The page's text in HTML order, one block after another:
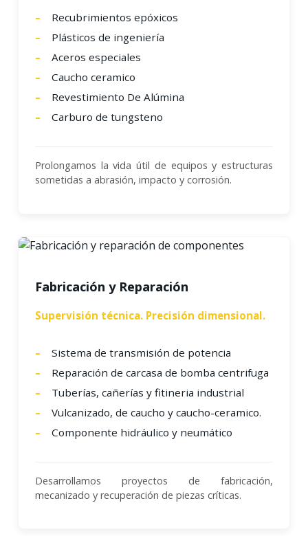
Recubrimientos epóxicos
Plásticos de ingeniería
Aceros especiales
Caucho ceramico
Revestimiento De Alúmina
Carburo de tungsteno
Prolongamos la vida útil de equipos y estructuras
sometidas a abrasión, impacto y corrosión.
Fabricación y Reparación
Supervisión técnica. Precisión dimensional.
Sistema de transmisión de potencia
Reparación de carcasa de bomba centrifuga
Tuberías, cañerías y fitineria industrial
Vulcanizado, de caucho y caucho-ceramico.
Componente hidráulico y neumático
Desarrollamos proyectos de fabricación,
mecanizado y recuperación de piezas críticas.